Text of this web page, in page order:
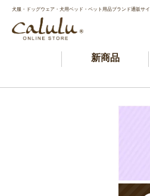
犬服・ドッグウェア・犬用ベッド・ペット用品ブランド通販サイ
新商品